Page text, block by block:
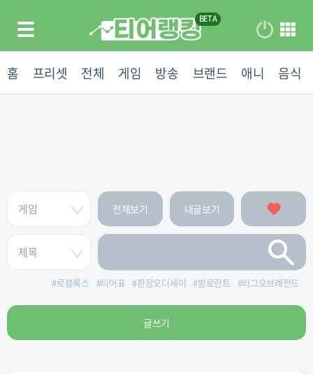
홈 프리셋 전체 게임 방송 브랜드 애니 음식
전체보기 내글보기
#로블록스 #티어표 #환장오디세이 #발로란트 #리그오브레전드
글쓰기